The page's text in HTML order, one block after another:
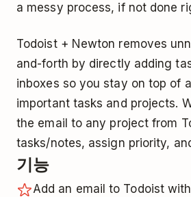
a messy process, if not done
Todoist + Newton removes
and-forth by directly adding
inboxes so you stay on top of
important tasks and projects.
the email to any project from
tasks/notes, assign priority,
기능
Add an email to Todoist